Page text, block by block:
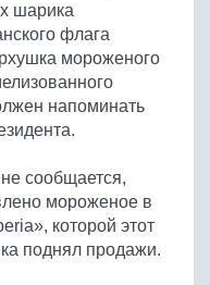
шарика
флага
мороженого
напоминать
сообщается,
мороженое в
которой этот
поднял продажи.